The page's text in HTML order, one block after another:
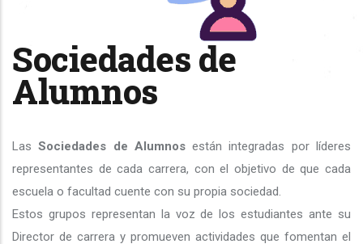
Sociedades de
Alumnos
Las Sociedades de Alumnosestán integradas por líderes
representantes de cada carrera, con el objetivo de que cada
escuela o facultad cuente con su propia sociedad.
Estos grupos representan la voz de los estudiantes ante su
Director de carrera y promueven actividades que fomentan el